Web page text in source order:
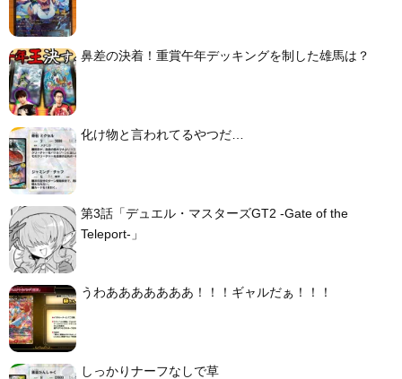
鼻差の決着！重賞午年デッキングを制した雄馬は？
化け物と言われてるやつだ…
第3話「デュエル・マスターズGT2 -Gate of the
Teleport-」
うわあああああああ！！！ギャルだぁ！！！
しっかりナーフなしで草